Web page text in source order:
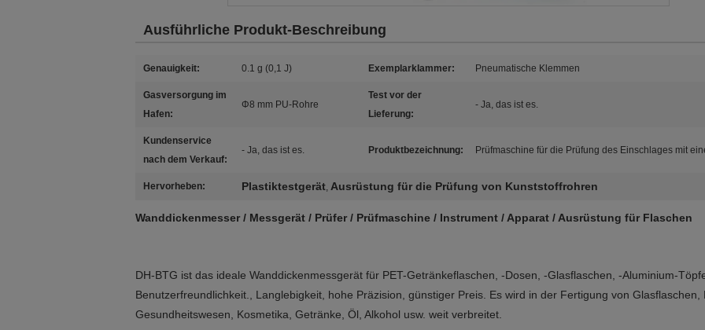
Ausführliche Produkt-Beschreibung
Genauigkeit: 0.1 g (0,1 J) Exemplarklammer: Pneumatische Klemmen
Gasversorgung im
Hafen:
Φ8 mm PU-Rohre
Test vor der
Lieferung:
- Ja, das ist es.
Kundenservice
nach dem Verkauf:
- Ja, das ist es. Produktbezeichnung: Prüfmaschine für die Prüfung des Einschlages mit
Hervorheben: Plastiktestgerät, Ausrüstung für die Prüfung von Kunststoffrohren
Wanddickenmesser / Messgerät / Prüfer / Prüfmaschine / Instrument / Apparat / Ausrüstung für Flaschen
DH-BTG ist das ideale Wanddickenmessgerät für PET-Getränkeflaschen, -Dosen, -Glasflaschen, -Aluminium-
Benutzerfreundlichkeit., Langlebigkeit, hohe Präzision, günstiger Preis. Es wird in der Fertigung von
Gesundheitswesen, Kosmetika, Getränke, Öl, Alkohol usw. weit verbreitet.